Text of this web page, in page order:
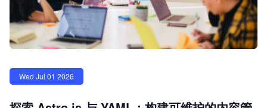
Wed Jul 01 2026